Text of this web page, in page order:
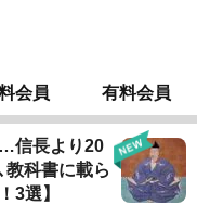
会員 有料会員
信長より20
教科書に載ら
3選】